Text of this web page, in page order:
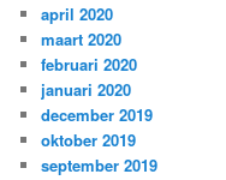
april 2020
maart 2020
februari 2020
januari 2020
december 2019
oktober 2019
september 2019